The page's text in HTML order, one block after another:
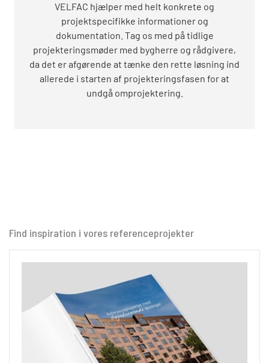
VELFAC hjælper med helt konkrete og
projektspecifikke informationer og
dokumentation. Tag os med på tidlige
projekteringsmøder med bygherre og rådgivere,
da det er afgørende at tænke den rette løsning ind
allerede i starten af projekteringsfasen for at
undgå omprojektering.
Find inspiration i vores referenceprojekter